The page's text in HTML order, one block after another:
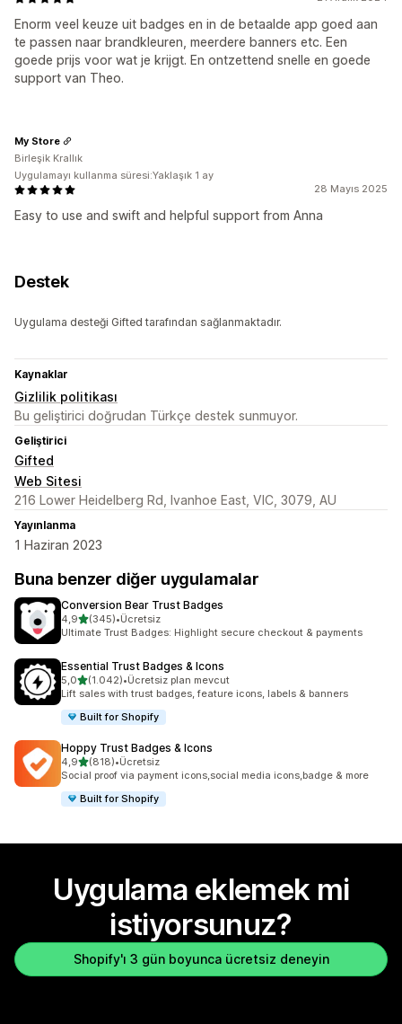
Enorm veel keuze uit badges en in de betaalde app goed aan
te passen naar brandkleuren, meerdere banners etc. Een
goede prijs voor wat je krijgt. En ontzettend snelle en goede
support van Theo.
28 Mayıs 2025
Easy to use and swift and helpful support from Anna
My Store
Birleşik Krallık
Uygulamayı kullanma süresi:Yaklaşık 1 ay
Destek
Uygulama desteği Gifted tarafından sağlanmaktadır.
Kaynaklar
Gizlilik politikası
Bu geliştirici doğrudan Türkçe destek sunmuyor.
Geliştirici
Gifted
Web Sitesi
216 Lower Heidelberg Rd, Ivanhoe East, VIC, 3079, AU
Yayınlanma
1 Haziran 2023
Buna benzer diğer uygulamalar
Conversion Bear Trust Badges
4,95 yıldız üzerinden
(345)
toplam 345 değerlendirme
•Ücretsiz
Ultimate Trust Badges: Highlight secure checkout & payments
Essential Trust Badges & Icons
5,05 yıldız üzerinden
(1.042)
toplam 1042 değerlendirme
•Ücretsiz plan mevcut
Lift sales with trust badges, feature icons, labels & banners
Built for Shopify
Hoppy Trust Badges & Icons
4,95 yıldız üzerinden
(818)
toplam 818 değerlendirme
•Ücretsiz
Social proof via payment icons,social media icons,badge & more
Built for Shopify
Uygulama eklemek mi
istiyorsunuz?
Shopify'ı 3 gün boyunca ücretsiz deneyin